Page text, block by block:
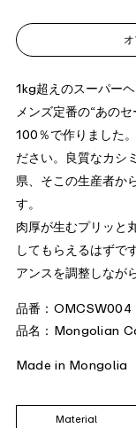
1kg超えのスーパー
メンズ定番の“あのセ
100％で作りました
ださい。良質なカシ
県、そこの生産者か
す。
肉厚が生むプリッと
してもらえるはずで
アンスを調整しなが
品番：OMCSW004
品名：Mongolian
Made in Mongolia
Material